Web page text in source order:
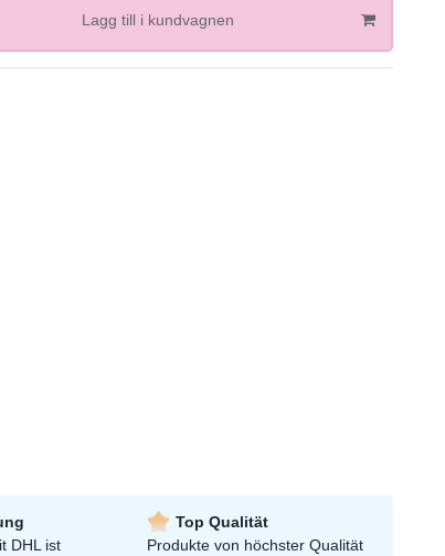
Lagg till i kundvagnen
DHL ist
Top Qualität
Produkte von höchster Qualität